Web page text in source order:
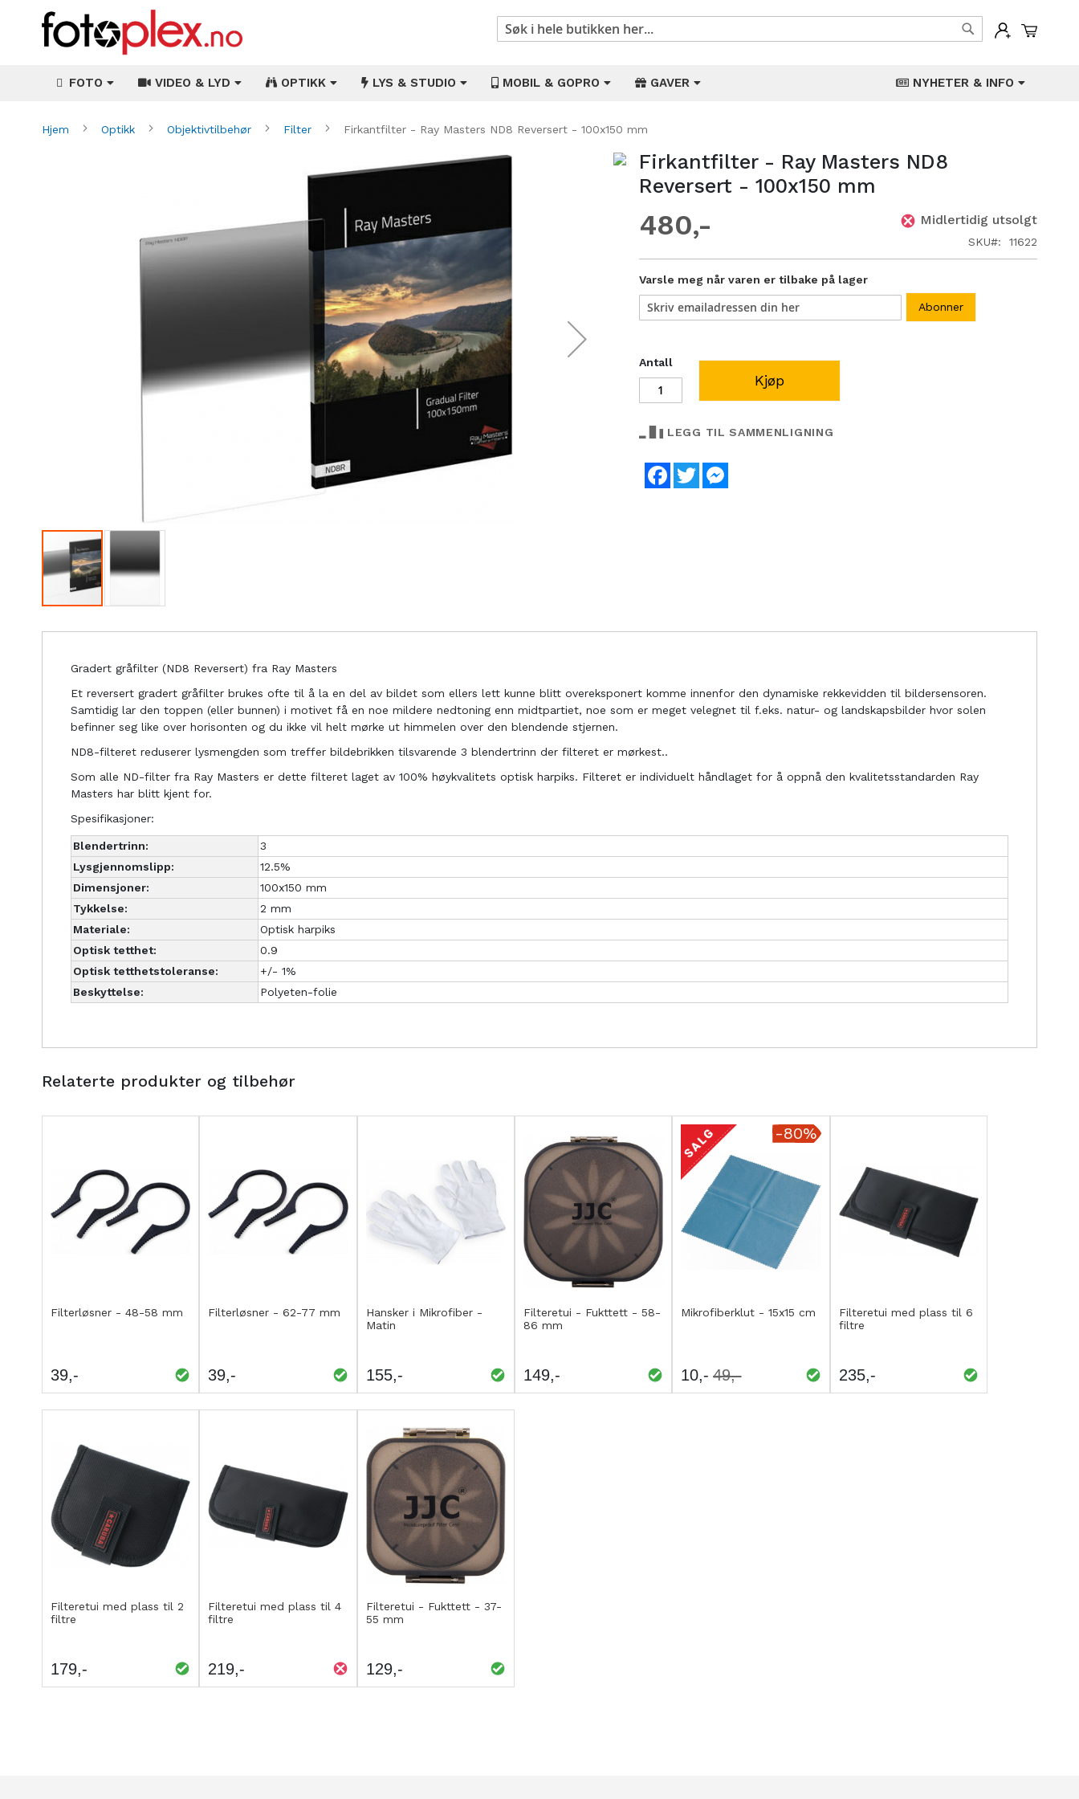
Min
Søk
FOTO VIDEO & LYD OPTIKK LYS & STUDIO MOBIL & GOPRO GAVER NYHETER & INFO
Hjem Optikk Objektivtilbehør Filter Firkantfilter - Ray Masters ND8 Reversert - 100x150 mm
Firkantfilter - Ray Masters ND8
Reversert - 100x150 mm
480 Midlertidig utsolgt
SKU 11622
Varsle meg når varen er tilbake på lager
Abonner
Antall
Kjøp
LEGG TIL SAMMENLIGNING
Facebook
Twitter
Gå
begynnelsen
bildegalleri
Gradert gråfilter (ND8 Reversert) fra Ray Masters
Et reversert gradert gråfilter brukes ofte til å la en del av bildet som ellers lett kunne blitt overeksponert komme innenfor den dynamiske rekkevidden til bildersensoren.
Samtidig lar den toppen (eller bunnen) i motivet få en noe mildere nedtoning enn midtpartiet, noe som er meget velegnet til f.eks. natur- og landskapsbilder hvor solen
befinner seg like over horisonten og du ikke vil helt mørke ut himmelen over den blendende stjernen.
ND8-filteret reduserer lysmengden som treffer bildebrikken tilsvarende 3 blendertrinn der filteret er mørkest..
Som alle ND-filter fra Ray Masters er dette filteret laget av 100% høykvalitets optisk harpiks. Filteret er individuelt håndlaget for å oppnå den kvalitetsstandarden Ray
Masters har blitt kjent for.
Spesifikasjoner:
Blendertrinn:
3
Lysgjennomslipp:
12.5%
Dimensjoner:
100x150 mm
Tykkelse:
2 mm
Materiale:
Optisk harpiks
Optisk tetthet:
0.9
Optisk tetthetstoleranse:
+/- 1%
Beskyttelse:
Polyeten-folie
Relaterte produkter og tilbehør
Filterløsner - 48-58 mm
Kjøp
LEGG
39
Filterløsner - 62-77 mm
Kjøp
LEGG
39
Hansker i Mikrofiber -
Matin
KjøpLEGG
155
Filteretui - Fukttett - 58-
86 mm
Kjøp
LEGG
149
-80%
Mikrofiberklut - 15x15 cm
Kjøp
LEGG
10 49
Filteretui med plass til 6
filtre
Kjøp
LEGG
235
Filteretui med plass til 2
filtre
Kjøp
LEGG
179
Filteretui med plass til 4
filtre
Kjøp
LEGG
219
Filteretui - Fukttett - 37-
55 mm
Kjøp
LEGG
129